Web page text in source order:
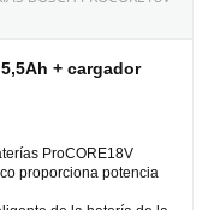
+ cargador
ProCORE18V
proporciona potencia